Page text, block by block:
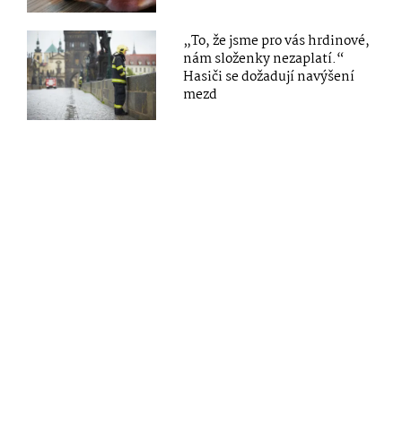
„To, že jsme pro vás hrdinové,
nám složenky nezaplatí.“
Hasiči se dožadují navýšení
mezd